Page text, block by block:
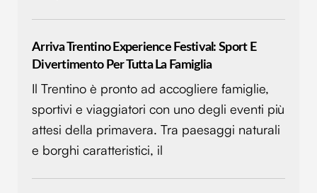
Arriva Trentino Experience Festival: Sport E
Divertimento Per Tutta La Famiglia
Il Trentino è pronto ad accogliere famiglie,
sportivi e viaggiatori con uno degli eventi più
attesi della primavera. Tra paesaggi naturali
e borghi caratteristici, il